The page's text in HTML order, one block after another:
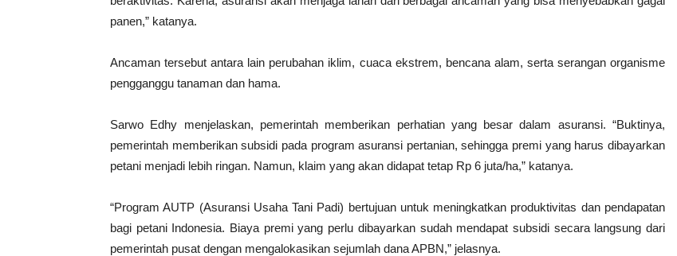
panen,” katanya.
Ancaman tersebut antara lain perubahan iklim, cuaca ekstrem, bencana alam, serta serangan organisme
pengganggu tanaman dan hama.
Sarwo Edhy menjelaskan, pemerintah memberikan perhatian yang besar dalam asuransi. “Buktinya,
pemerintah memberikan subsidi pada program asuransi pertanian, sehingga premi yang harus dibayarkan
petani menjadi lebih ringan. Namun, klaim yang akan didapat tetap Rp 6 juta/ha,” katanya.
“Program AUTP (Asuransi Usaha Tani Padi) bertujuan untuk meningkatkan produktivitas dan pendapatan
bagi petani Indonesia. Biaya premi yang perlu dibayarkan sudah mendapat subsidi secara langsung dari
pemerintah pusat dengan mengalokasikan sejumlah dana APBN,” jelasnya.